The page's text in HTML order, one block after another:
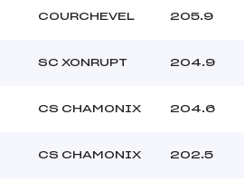
COURCHEVEL 205.9
SC XONRUPT 204.9
CS CHAMONIX 204.6
CS CHAMONIX 202.5